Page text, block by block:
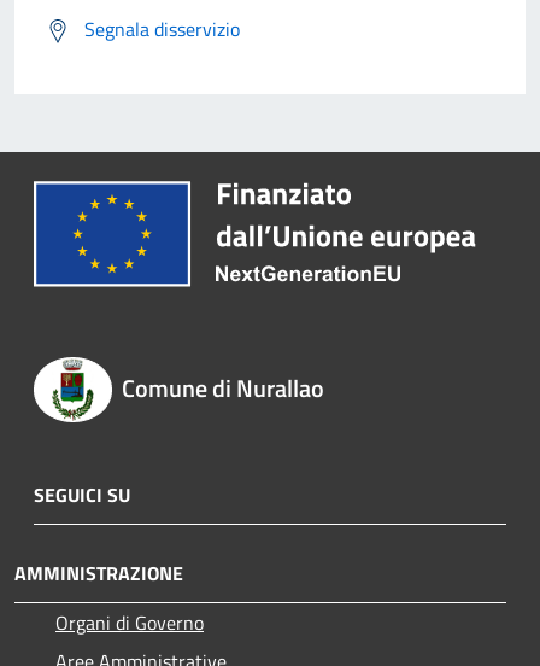
Segnala disservizio
Comune di Nurallao
SEGUICI SU
AMMINISTRAZIONE
Organi di Governo